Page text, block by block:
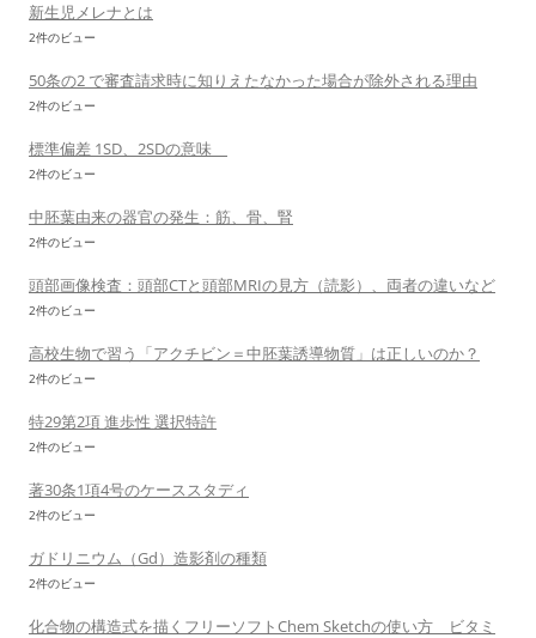
新生児メレナとは
2件のビュー
50条の2 で審査請求時に知りえたなかった場合が除外される理由
2件のビュー
標準偏差 1SD、2SDの意味
2件のビュー
中胚葉由来の器官の発生：筋、骨、腎
2件のビュー
頭部画像検査：頭部CTと頭部MRIの見方（読影）、両者の違いなど
2件のビュー
高校生物で習う「アクチビン＝中胚葉誘導物質」は正しいのか？
2件のビュー
特29第2項 進歩性 選択特許
2件のビュー
著30条1項4号のケーススタディ
2件のビュー
ガドリニウム（Gd）造影剤の種類
2件のビュー
化合物の構造式を描くフリーソフトChem Sketchの使い方 ビタミ